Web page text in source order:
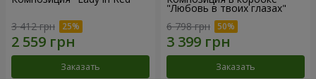
3 412 грн
Заказать
"Любовь в твоих глазах"
6 798 грн
Заказать